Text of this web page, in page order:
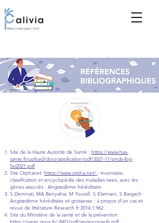
Site de la Haute Autorité de Santé : https://www.has-
sante.fr/upload/docs/application/pdf/2021-11/pnds-ibg-
5xi2021.pdf
Site Orphanet: https://www.orpha.net/ - Inventaire,
classification et encyclopédie des maladies rares, avec les
gènes associés : Angiœdème héréditaire.
S Demnati, MA Benyahia, M Youssfi, S Elamrani, S Bargach
Angiœdème héréditaire et grossesse : à propos d’un cas et
revue de littérature.Research fr 2014;1:962.
Site du Ministère de la santé et de la prévention :